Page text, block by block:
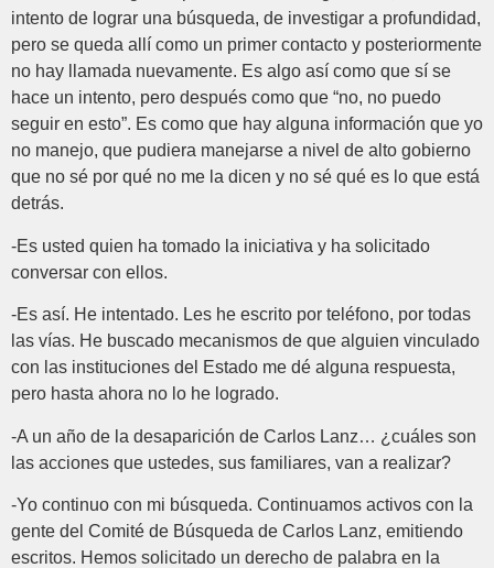
intento de lograr una búsqueda, de investigar a profundidad,
pero se queda allí como un primer contacto y posteriormente
no hay llamada nuevamente. Es algo así como que sí se
hace un intento, pero después como que “no, no puedo
seguir en esto”. Es como que hay alguna información que yo
no manejo, que pudiera manejarse a nivel de alto gobierno
que no sé por qué no me la dicen y no sé qué es lo que está
detrás.
-Es usted quien ha tomado la iniciativa y ha solicitado
conversar con ellos.
-Es así. He intentado. Les he escrito por teléfono, por todas
las vías. He buscado mecanismos de que alguien vinculado
con las instituciones del Estado me dé alguna respuesta,
pero hasta ahora no lo he logrado.
-A un año de la desaparición de Carlos Lanz… ¿cuáles son
las acciones que ustedes, sus familiares, van a realizar?
-Yo continuo con mi búsqueda. Continuamos activos con la
gente del Comité de Búsqueda de Carlos Lanz, emitiendo
escritos. Hemos solicitado un derecho de palabra en la